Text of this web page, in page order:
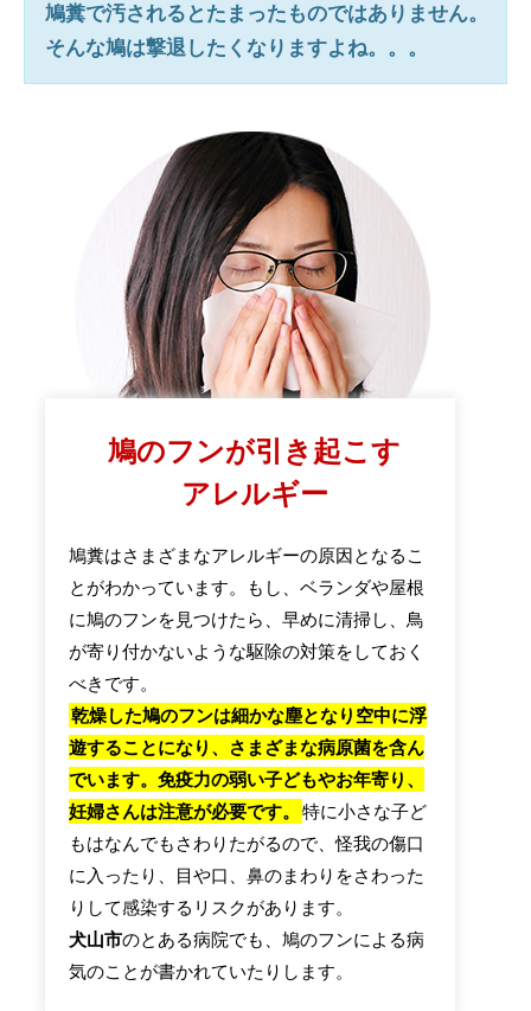
鳩糞で汚されるとたまったものではありません。
そんな鳩は撃退したくなりますよね。。。
鳩のフンが引き起こす
アレルギー
鳩糞はさまざまなアレルギーの原因となるこ
とがわかっています。もし、ベランダや屋根
に鳩のフンを見つけたら、早めに清掃し、鳥
が寄り付かないような駆除の対策をしておく
べきです。
乾燥した鳩のフンは細かな塵となり空中に浮
遊することになり、さまざまな病原菌を含ん
でいます。免疫力の弱い子どもやお年寄り、
妊婦さんは注意が必要です。
特に小さな子ど
もはなんでもさわりたがるので、怪我の傷口
に入ったり、目や口、鼻のまわりをさわった
りして感染するリスクがあります。
犬山市のとある病院でも、鳩のフンによる病
気のことが書かれていたりします。